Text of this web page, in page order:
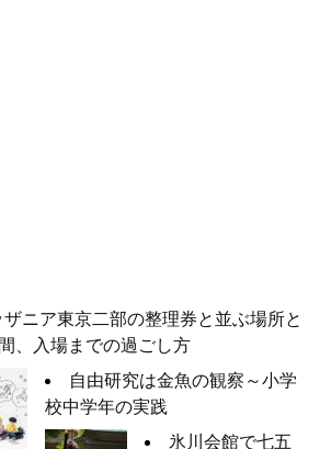
ザニア東京二部の整理券と並ぶ場所と
、入場までの過ごし方
自由研究は金魚の観察～小学
校中学年の実践
氷川会館で七五